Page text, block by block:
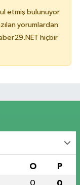
etmiş bulunuyor
yorumlardan
hiçbir
O P
0 0